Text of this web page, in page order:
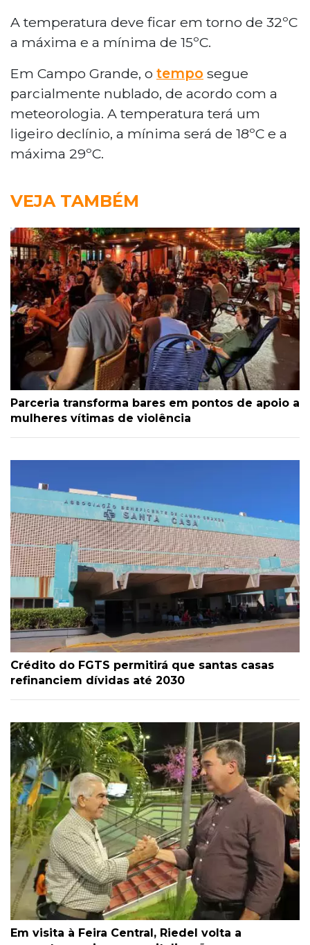
A temperatura deve ficar em torno de 32ºC
a máxima e a mínima de 15ºC.
Em Campo Grande, o tempo segue
parcialmente nublado, de acordo com a
meteorologia. A temperatura terá um
ligeiro declínio, a mínima será de 18ºC e a
máxima 29ºC.
VEJA TAMBÉM
Parceria transforma bares em pontos de apoio a
mulheres vítimas de violência
Crédito do FGTS permitirá que santas casas
refinanciem dívidas até 2030
Em visita à Feira Central, Riedel volta a